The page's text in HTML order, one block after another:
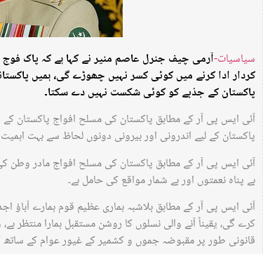
سیاسیات-آرمی چیف جنرل عاصم منیر نے کہا ہے کہ پاک
کردار ادا کرنے میں کوئی کسر نہیں چھوڑے گی، ہمیں
پاکستان کے جذبے کو کوئی شکست نہیں دے سکتا۔
پاکستان کے لیے اندرونی اور بیرونی دونوں لحاظ سے بہت
آئی ایس پی آر کے مطابق پاکستان کی مسلح افواج مادر
بے پناہ نعمتوں اور بے شمار مواقع کی حامل ہے۔
آئی ایس پی آر کے مطابق بلاشبہ ہماری عظیم قوم ہمارے آباؤ
کرے گی، یقیناً آنے والی نسلوں کا روشن مستقبل ہمارا منتظر
قانونی طور پر مقبوضہ جموں و کشمیر کے غیور عوام کے ساتھ